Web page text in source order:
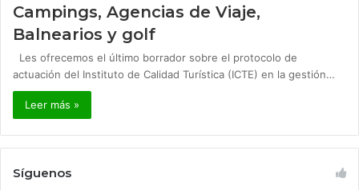
Campings, Agencias de Viaje,
Balnearios y golf
Les ofrecemos el último borrador sobre el protocolo de
actuación del Instituto de Calidad Turística (ICTE) en la gestión…
Leer más »
Síguenos